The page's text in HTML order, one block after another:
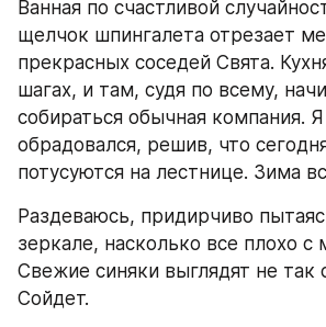
Ванная по счастливой
щелчок шпингалета отрезает
прекрасных соседей Свята.
шагах, и там, судя по всему,
собираться обычная компания.
обрадовался, решив, что
потусуются на лестнице. Зима
Раздеваюсь, придирчиво
зеркале, насколько все плохо с
Свежие синяки выглядят не так
Сойдет.